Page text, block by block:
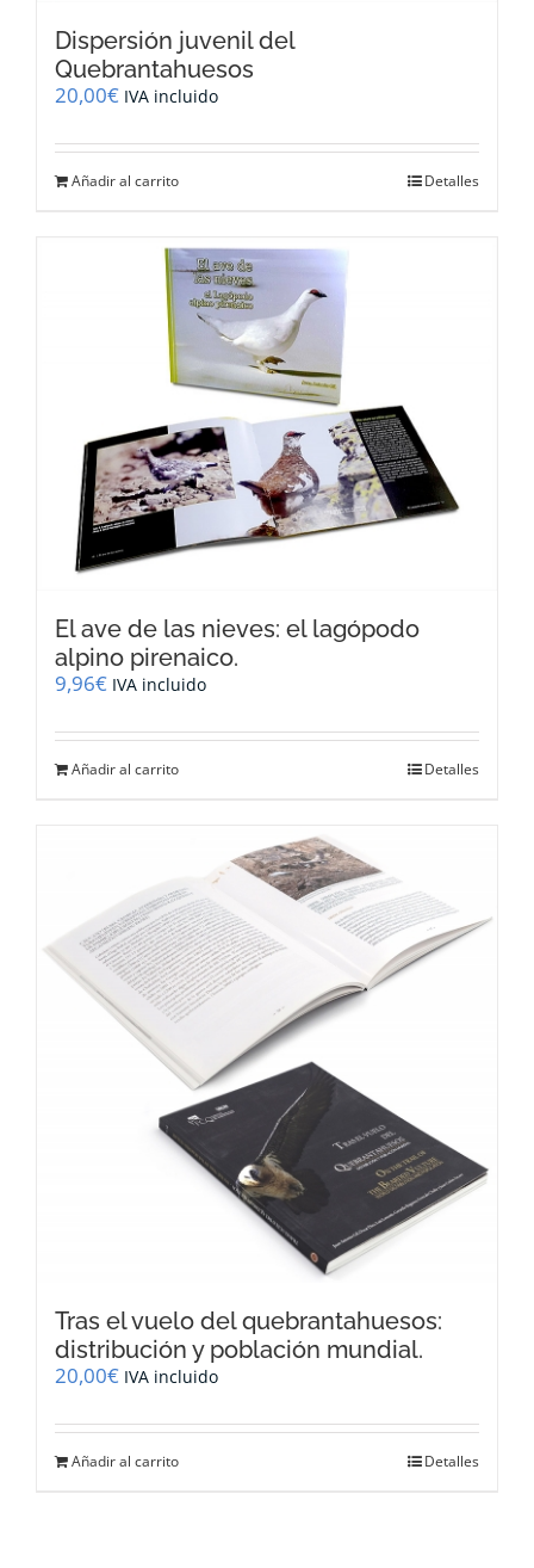
Dispersión juvenil del
Quebrantahuesos
20,00€ IVA incluido
Añadir al carrito Detalles
El ave de las nieves: el lagópodo
alpino pirenaico.
9,96€ IVA incluido
Añadir al carrito Detalles
Tras el vuelo del quebrantahuesos:
distribución y población mundial.
20,00€ IVA incluido
Añadir al carrito Detalles